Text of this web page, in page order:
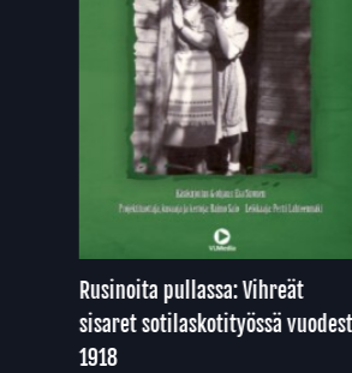
Rusinoita pullassa: Vihreät
sisaret sotilaskotityössä vuodesta
1918